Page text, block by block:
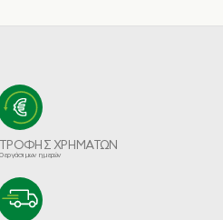
ΧΡΗΜΑΤΩΝ
εργάσιμων ημερών